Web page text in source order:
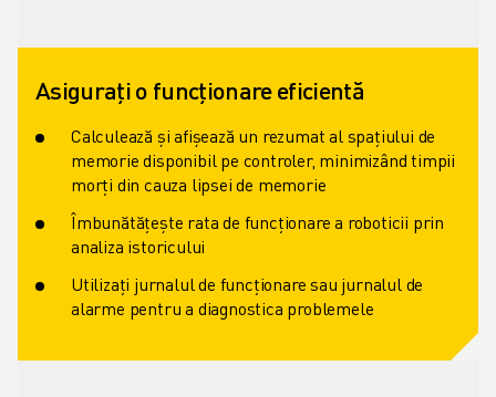
Asigurați o funcționare eficientă
Calculează și afișează un rezumat al spațiului de
memorie disponibil pe controler, minimizând timpii
morți din cauza lipsei de memorie
Îmbunătățește rata de funcționare a roboticii prin
analiza istoricului
Utilizați jurnalul de funcționare sau jurnalul de
alarme pentru a diagnostica problemele